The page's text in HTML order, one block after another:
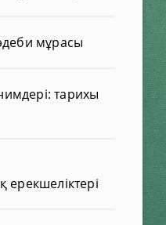
мұрасы
тарихы